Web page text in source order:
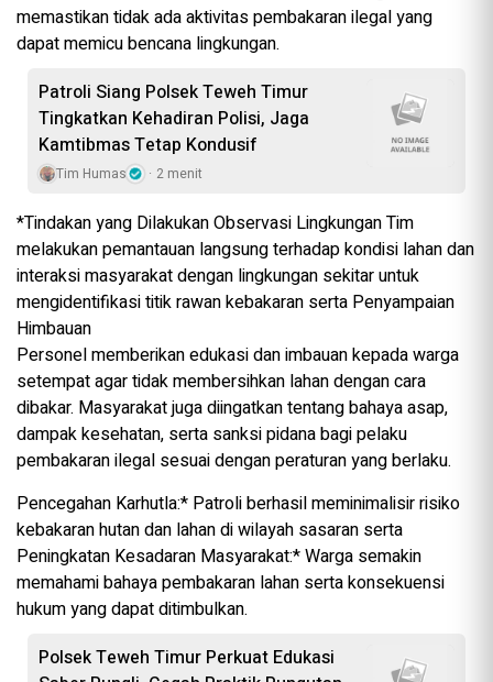
memastikan tidak ada aktivitas pembakaran ilegal yang
dapat memicu bencana lingkungan.
Patroli Siang Polsek Teweh Timur
Tingkatkan Kehadiran Polisi, Jaga
Kamtibmas Tetap Kondusif
Tim Humas 2 menit
*Tindakan yang Dilakukan Observasi Lingkungan Tim
melakukan pemantauan langsung terhadap kondisi lahan dan
interaksi masyarakat dengan lingkungan sekitar untuk
mengidentifikasi titik rawan kebakaran serta Penyampaian
Himbauan
Personel memberikan edukasi dan imbauan kepada warga
setempat agar tidak membersihkan lahan dengan cara
dibakar. Masyarakat juga diingatkan tentang bahaya asap,
dampak kesehatan, serta sanksi pidana bagi pelaku
pembakaran ilegal sesuai dengan peraturan yang berlaku.
Pencegahan Karhutla:* Patroli berhasil meminimalisir risiko
kebakaran hutan dan lahan di wilayah sasaran serta
Peningkatan Kesadaran Masyarakat:* Warga semakin
memahami bahaya pembakaran lahan serta konsekuensi
hukum yang dapat ditimbulkan.
Polsek Teweh Timur Perkuat Edukasi